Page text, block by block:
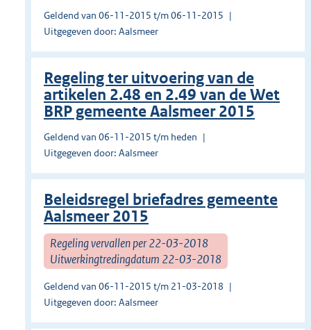
Geldend van 06-11-2015 t/m 06-11-2015
Uitgegeven door: Aalsmeer
Regeling ter uitvoering van de
artikelen 2.48 en 2.49 van de Wet
BRP gemeente Aalsmeer 2015
Geldend van 06-11-2015 t/m heden
Uitgegeven door: Aalsmeer
Beleidsregel briefadres gemeente
Aalsmeer 2015
Regeling vervallen per 22-03-2018
Uitwerkingtredingdatum 22-03-2018
Geldend van 06-11-2015 t/m 21-03-2018
Uitgegeven door: Aalsmeer